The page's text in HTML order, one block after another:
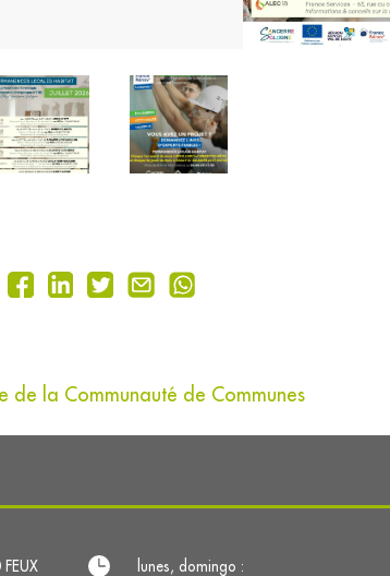
de la Communauté de Communes
lunes, domingo :